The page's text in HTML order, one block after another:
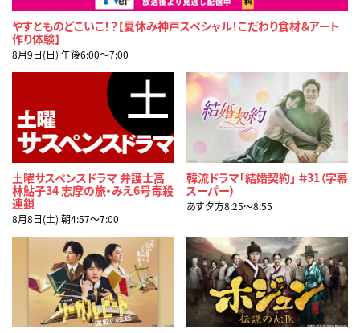
やすとものどこいこ！？【夏休み神戸スペシャル！こだわり食材＆アート
作り体験】
8月9日(日) 午後6:00〜7:00
土曜サスペンスドラマ 弁護士高
林鮎子34 志摩の旅・みえ6号毒殺
連鎖
8月8日(土) 朝4:57〜7:00
韓流ドラマ「結婚契約」 ＃31（字幕
スーパー）
あす夕方8:25〜8:55